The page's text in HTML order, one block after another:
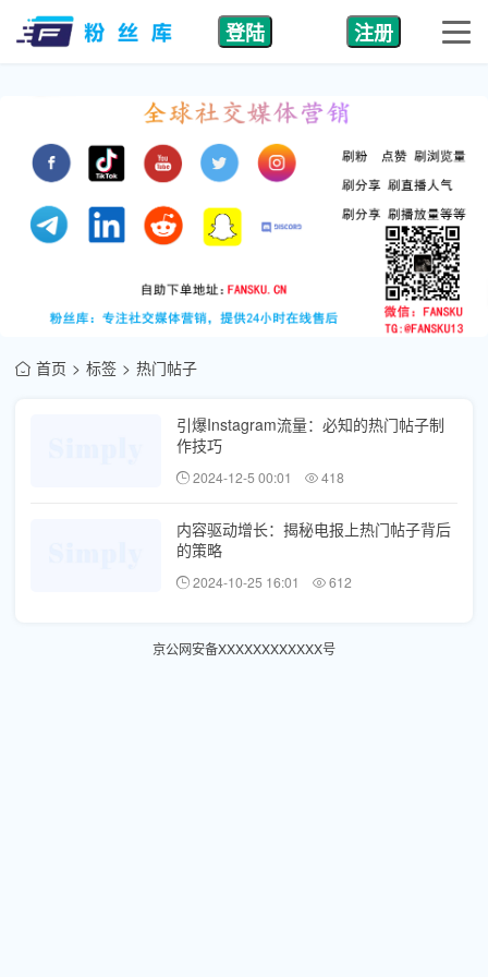
登陆 注册
首页 标签 热门帖子
引爆Instagram流量：必知的热门帖子制
作技巧
2024-12-5 00:01 418
内容驱动增长：揭秘电报上热门帖子背后
的策略
2024-10-25 16:01 612
京公网安备XXXXXXXXXXXX号